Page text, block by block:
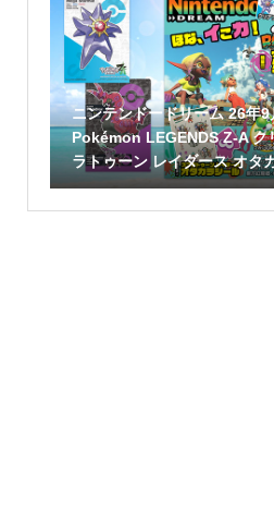
ニンテンドードリーム 26年9
Pokémon LEGENDS Z-A ク
ラトゥーン レイダース オタ